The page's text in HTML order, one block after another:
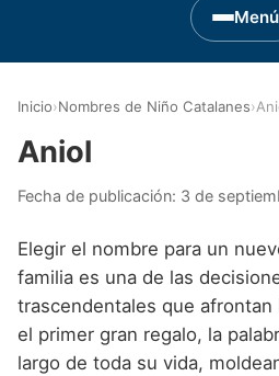
Menú
Nombres de niño que
Nombres de niño que
Nombres de niño que
Nombres de Niño
Nombres de Niño
Nombres de Niño
Nombres de
Nombres de
Nombres de
Nombres de Niño
Nombres de Niño
Nombres de
Buscar
Inicio›Nombres de Niño Catalanes›
Aniol
Fecha de publicación: 3 de
Elegir el nombre para un
familia es una de las
trascendentales que
el primer gran regalo, la
largo de toda su vida,